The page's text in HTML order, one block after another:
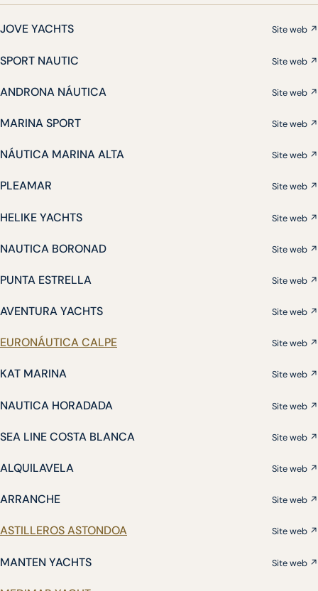
JOVE YACHTS Site web ↗
SPORT NAUTIC Site web ↗
ANDRONA NÁUTICA Site web ↗
MARINA SPORT Site web ↗
NÁUTICA MARINA ALTA Site web ↗
PLEAMAR Site web ↗
HELIKE YACHTS Site web ↗
NAUTICA BORONAD Site web ↗
PUNTA ESTRELLA Site web ↗
AVENTURA YACHTS Site web ↗
EURONÁUTICA CALPE Site web ↗
KAT MARINA Site web ↗
NAUTICA HORADADA Site web ↗
SEA LINE COSTA BLANCA Site web ↗
ALQUILAVELA Site web ↗
ARRANCHE Site web ↗
ASTILLEROS ASTONDOA Site web ↗
MANTEN YACHTS Site web ↗